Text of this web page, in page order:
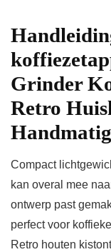
Grinder
Retro
Compact
kan overal mee
ontwerp past
perfect voor
Retro houten